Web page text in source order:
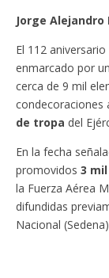
Jorge Alejandro
El 112
enmarcado por
cerca de 9 mil
condecoraciones
de tropa del
En la fecha
promovidos 3
la Fuerza Aérea
difundidas
Nacional